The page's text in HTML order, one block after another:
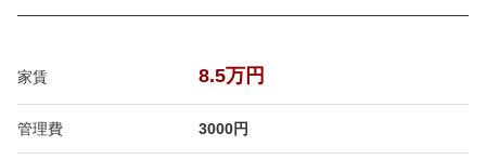
家賃 8.5万円
管理費 3000円